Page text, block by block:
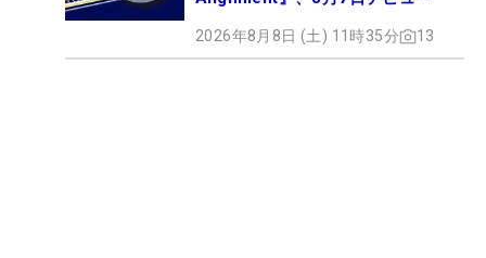
2026年8月8日 (土) 11時35分 13